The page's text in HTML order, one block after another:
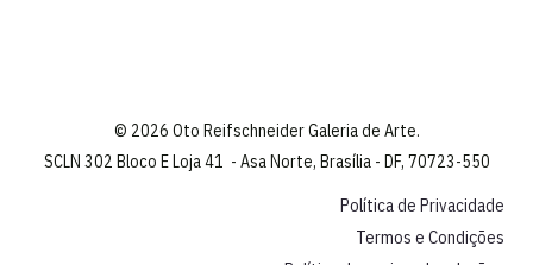
© 2026 Oto Reifschneider Galeria de Arte.
SCLN 302 Bloco E Loja 41 - Asa Norte, Brasília - DF, 70723-550
Política de Privacidade
Termos e Condições